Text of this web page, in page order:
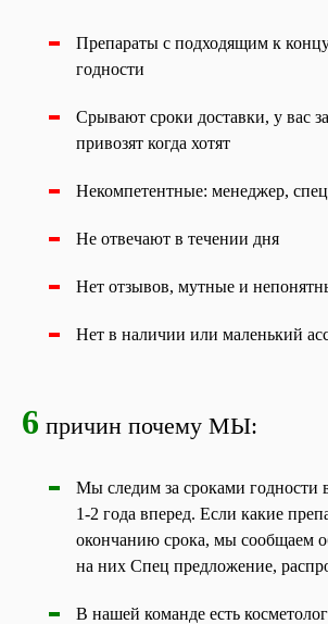
Препараты с подходящим к
годности
Срывают сроки доставки, у вас
привозят когда хотят
Некомпетентные: менеджер,
Не отвечают в течении дня
Нет отзывов, мутные и
Нет в наличии или маленький
6 причин почему МЫ:
Мы следим за сроками годности
1-2 года вперед. Если какие
окончанию срока, мы сообщаем
на них Спец предложение,
В нашей команде есть